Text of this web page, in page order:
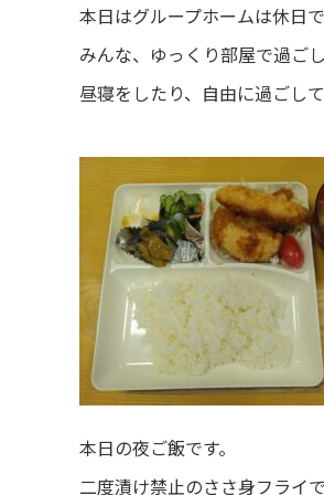
本日はグループホームは休日で
みんな、ゆっくり部屋で過ご
昼寝をしたり、自由に過ごして
本日の夜ご飯です。
二度漬け禁止のささ身フライで